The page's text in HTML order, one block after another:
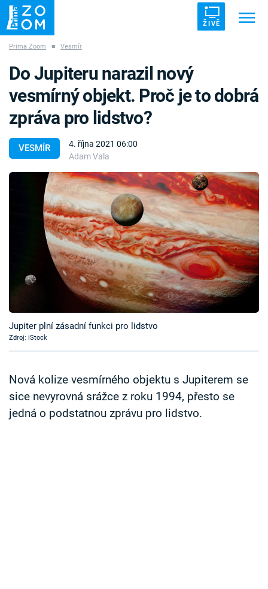
ŽIVĚ
ZÁHADY VETŘELCI DÁVNOVĚKU
Témata
Témata
Pořady
TV Program
Časopis
Sledujte prima+
Sledujte nás
Prima Zoom ■ Vesmír
VESMÍR
4. října 2021 06:00
Adam Vala
Do Jupiteru narazil nový
vesmírný objekt. Proč je to dobrá
zpráva pro lidstvo?
Jupiter plní zásadní funkci pro lidstvo
Zdroj: iStock
Nová kolize vesmírného objektu s Jupiterem se
sice nevyrovná srážce z roku 1994, přesto se
jedná o podstatnou zprávu pro lidstvo.